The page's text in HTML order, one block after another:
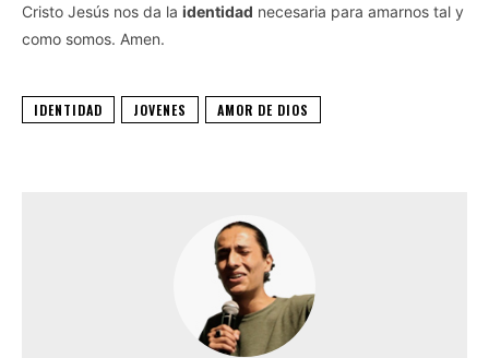
Cristo Jesús nos da la identidad necesaria para amarnos tal y
como somos. Amen.
IDENTIDAD JOVENES AMOR DE DIOS